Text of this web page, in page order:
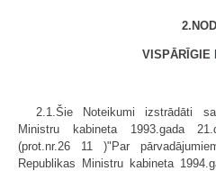
VISPĀRĪGIE
2.1.Šie Noteikumi izstrādāti
Ministru kabineta 1993.gada
(prot.nr.26 11 )"Par
Republikas Ministru kabineta